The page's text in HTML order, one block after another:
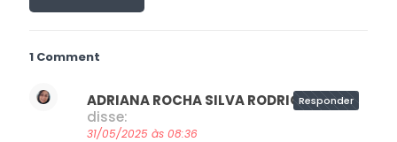
1 Comment
ADRIANA ROCHA SILVA RODRIGUES
disse:
31/05/2025 às 08:36
Responder